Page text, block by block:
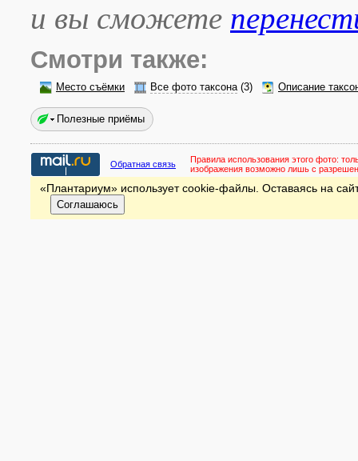
и вы сможете
Смотри также:
Место съёмки Все фото таксона(3) Описание
Полезные приёмы
Обратная связь Правила использования этого фото:
изображения возможно лишь с
«Плантариум» использует cookie-файлы. Оставаясь на
Соглашаюсь